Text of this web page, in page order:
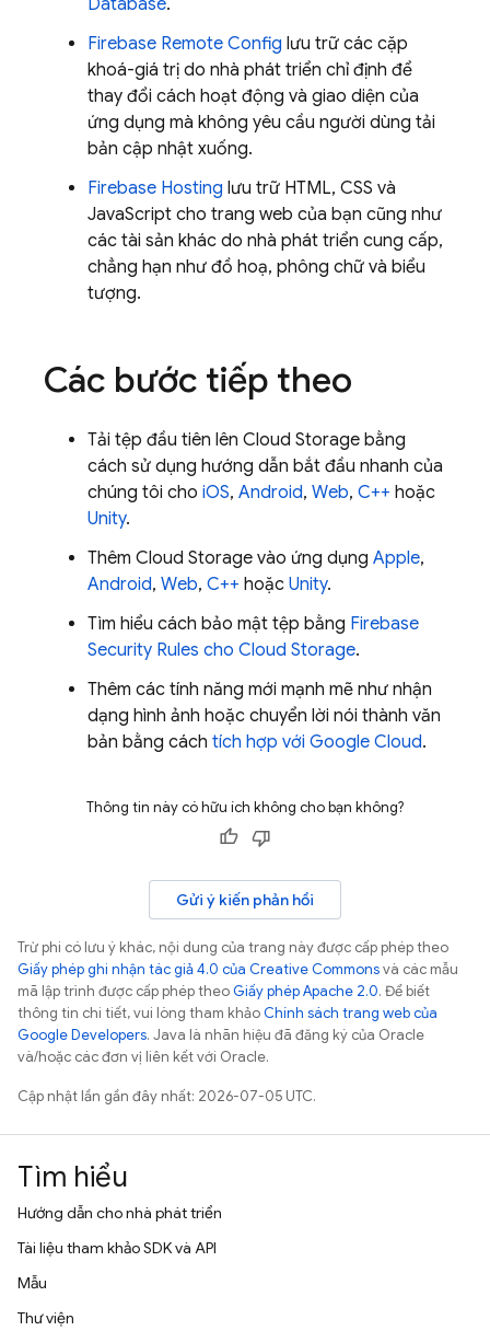
Database.
Firebase Remote Config lưu trữ các cặp
khoá-giá trị do nhà phát triển chỉ định để
thay đổi cách hoạt động và giao diện của
ứng dụng mà không yêu cầu người dùng tải
bản cập nhật xuống.
Firebase Hosting lưu trữ HTML, CSS và
JavaScript cho trang web của bạn cũng như
các tài sản khác do nhà phát triển cung cấp,
chẳng hạn như đồ hoạ, phông chữ và biểu
tượng.
Các bước tiếp theo
Tải tệp đầu tiên lên Cloud Storage bằng
cách sử dụng hướng dẫn bắt đầu nhanh của
chúng tôi cho iOS, Android, Web, C++ hoặc
Unity.
Thêm Cloud Storage vào ứng dụng Apple,
Android, Web, C++ hoặc Unity.
Tìm hiểu cách bảo mật tệp bằng Firebase
Security Rules cho Cloud Storage.
Thêm các tính năng mới mạnh mẽ như nhận
dạng hình ảnh hoặc chuyển lời nói thành văn
bản bằng cách tích hợp với Google Cloud.
Thông tin này có hữu ích không cho bạn không?
Gửi ý kiến phản hồi
Trừ phi có lưu ý khác, nội dung của trang này được cấp phép theo
Giấy phép ghi nhận tác giả 4.0 của Creative Commonsvà các mẫu
mã lập trình được cấp phép theoGiấy phép Apache 2.0. Để biết
thông tin chi tiết, vui lòng tham khảoChính sách trang web của
Google Developers. Java là nhãn hiệu đã đăng ký của Oracle
và/hoặc các đơn vị liên kết với Oracle.
Cập nhật lần gần đây nhất: 2026-07-05 UTC.
Tìm hiểu
Hướng dẫn cho nhà phát triển
Tài liệu tham khảo SDK và API
Mẫu
Thư viện